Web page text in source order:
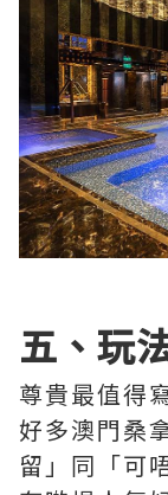
五、玩
尊貴最值得
好多澳門桑
留」同「可